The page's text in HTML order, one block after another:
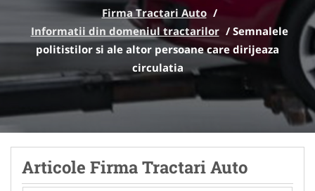
Firma Tractari Auto /
Informatii din domeniul tractarilor / Semnalele
politistilor si ale altor persoane care dirijeaza
circulatia
Articole Firma Tractari Auto